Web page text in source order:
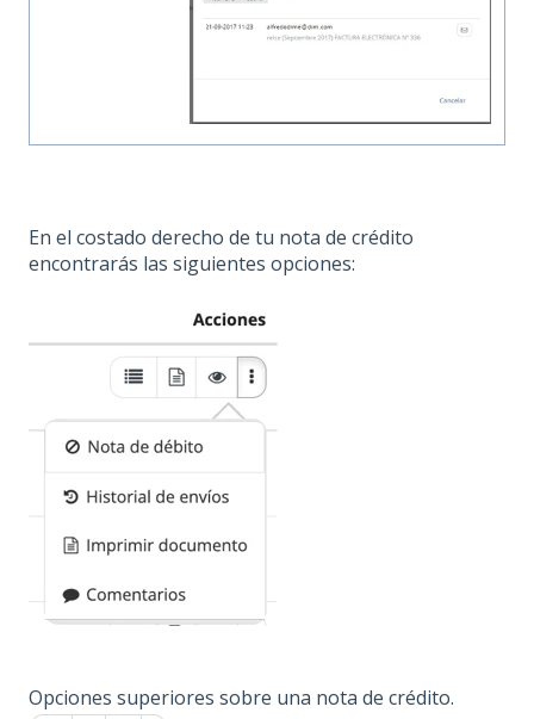
En el costado derecho de tu nota de crédito
encontrarás las siguientes opciones:
Opciones superiores sobre una nota de crédito.